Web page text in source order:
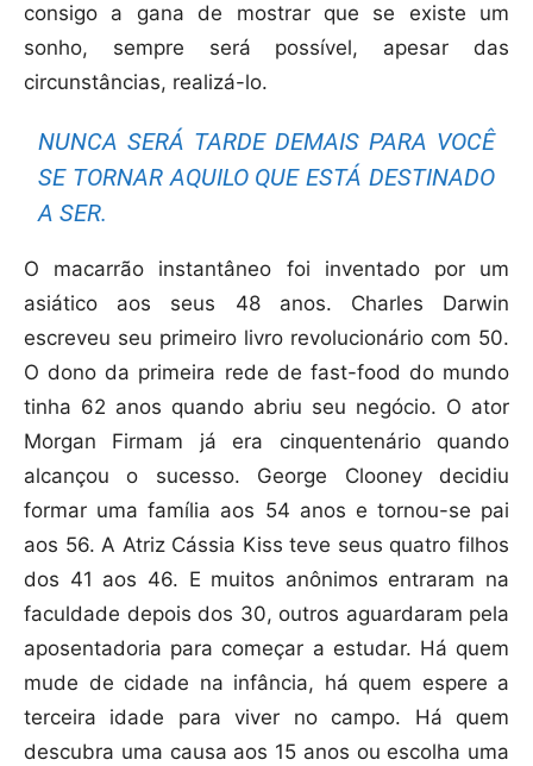
consigo a gana de mostrar que se existe um
sonho, sempre será possível, apesar das
circunstâncias, realizá-lo.
NUNCA SERÁ TARDE DEMAIS PARA VOCÊ
SE TORNAR AQUILO QUE ESTÁ DESTINADO
A SER.
O macarrão instantâneo foi inventado por um
asiático aos seus 48 anos. Charles Darwin
escreveu seu primeiro livro revolucionário com 50.
O dono da primeira rede de fast-food do mundo
tinha 62 anos quando abriu seu negócio. O ator
Morgan Firmam já era cinquentenário quando
alcançou o sucesso. George Clooney decidiu
formar uma família aos 54 anos e tornou-se pai
aos 56. A Atriz Cássia Kiss teve seus quatro filhos
dos 41 aos 46. E muitos anônimos entraram na
faculdade depois dos 30, outros aguardaram pela
aposentadoria para começar a estudar. Há quem
mude de cidade na infância, há quem espere a
terceira idade para viver no campo. Há quem
descubra uma causa aos 15 anos ou escolha uma